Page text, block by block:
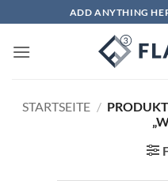
Inhalt
springen
ADD ANYTHING
STARTSEITE /